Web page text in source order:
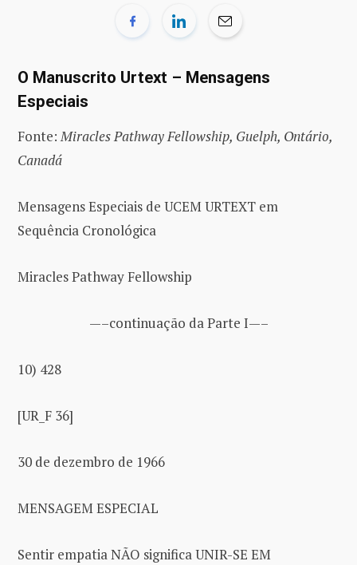
O Manuscrito Urtext – Mensagens
Especiais
Fonte:Miracles Pathway Fellowship, Guelph, Ontário,
Canadá
Mensagens Especiais de UCEM URTEXT em
Sequência Cronológica
Miracles Pathway Fellowship
—–continuação da Parte I—–
10) 428
[UR_F 36]
30 de dezembro de 1966
MENSAGEM ESPECIAL
Sentir empatia NÃO significa UNIR-SE EM